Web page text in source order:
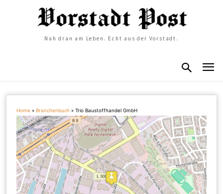
Nah dran am Leben. Echt aus der Vorstadt.
Home »Branchenbuch »Trio Baustoffhandel GmbH